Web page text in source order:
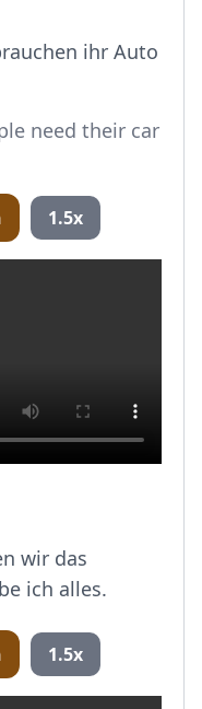
ihr Auto
need their car
1.5x
wir das
ich alles.
1.5x